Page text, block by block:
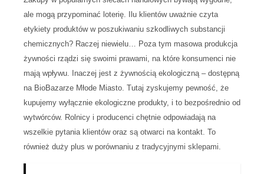
ale mogą przypominać loterię. Ilu klientów uważnie czyta
etykiety produktów w poszukiwaniu szkodliwych substancji
chemicznych? Raczej niewielu… Poza tym masowa produkcja
żywności rządzi się swoimi prawami, na które konsumenci nie
mają wpływu. Inaczej jest z żywnością ekologiczną – dostępną
na BioBazarze Młode Miasto. Tutaj zyskujemy pewność, że
kupujemy wyłącznie ekologiczne produkty, i to bezpośrednio od
wytwórców. Rolnicy i producenci chętnie odpowiadają na
wszelkie pytania klientów oraz są otwarci na kontakt. To
również duży plus w porównaniu z tradycyjnymi sklepami.